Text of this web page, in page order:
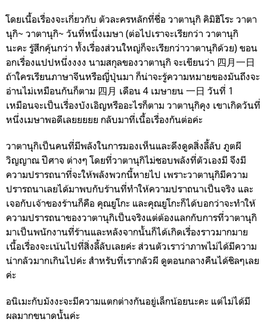
โดยเนื้อเรื่องจะเกี่ยวกับ ตัวละครหลักที่ชื่อ วาตานุกิ คิมิฮิโระ วาตา
นุกิ~ วาตานุกิ~ วันที่หนึ่งเมษา (ต่อไปเราจะเรียกว่า วาตานุกิ
นะคะ รู้สึกคุ้นกว่า ทั้งเรื่องส่วนใหญ่ก็จะเรียกว่าวาตานุกิด้วย) ขอน
อกเรื่องแปปหนึ่งงงง นามสกุลของวาตานุกิ จะเขียนว่า 四月一日
ถ้าใครเรียนภาษาจีนหรือญี่ปุ่นมา ก็น่าจะรู้ความหมายของมันถึงจะ
อ่านไม่เหมือนกันก็ตาม 四月 เดือน 4 เมษายน 一日 วันที่ 1
เหมือนจะเป็นเรื่องบังเอิญหรืออะไรก็ตาม วาตานุกิคุง เขาเกิดวันที่
หนึ่งเมษาพอดีเลยยยยย กลับมาที่เนื้อเรื่องกันต่อค่ะ
วาตานุกิเป็นคนที่มีพลังในการมองเห็นและดึงดูดสิ่งลี้ลับ ภูตผี
วิญญาณ ปีศาจ ต่างๆ โดยที่วาตานุกิไม่ชอบพลังที่ตัวเองมี จึงมี
ความปรารถนาที่จะให้พลังพวกนี้หายไป เพราะวาตานุกิมีความ
ปรารถนาเลยได้มาพบกับร้านที่ทำให้ความปราถนาเป็นจริง และ
เจอกับเจ้าของร้านก็คือ คุณยูโกะ และคุณยูโกะก็ได้บอกว่าจะทำให้
ความปรารถนาของวาตานุกิเป็นจริงแต่ต้องแลกกับการที่วาตานุกิ
มาเป็นพนักงานที่ร้านและหลังจากนั้นก็ได้เกิดเรื่องราวมากมาย
เนื้อเรื่องจะเน้นไปที่สิ่งลี้ลับเลยค่ะ ส่วนตัวเราว่าภาพไม่ได้มีความ
น่ากลัวมากเกินไปค่ะ สำหรับที่เรากลัวผี ดูตอนกลางคืนได้ชิลๆเลย
ค่ะ
อนิเมะกับมังงะจะมีความแตกต่างกันอยู่เล็กน้อยนะคะ แต่ไม่ได้มี
ผลมากขนาดนั้นค่ะ